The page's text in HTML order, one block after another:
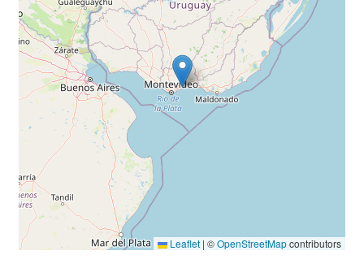
Leaflet | ©OpenStreetMapcontributors